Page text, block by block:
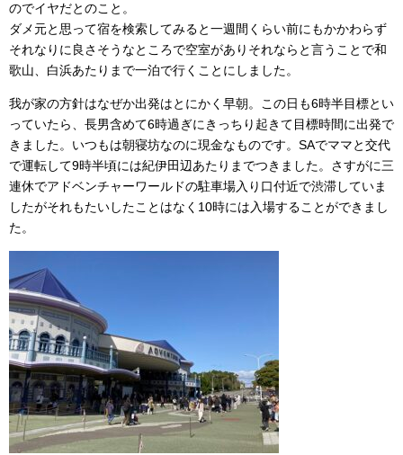
のでイヤだとのこと。
ダメ元と思って宿を検索してみると一週間くらい前にもかかわらず
それなりに良さそうなところで空室がありそれならと言うことで和
歌山、白浜あたりまで一泊で行くことにしました。
我が家の方針はなぜか出発はとにかく早朝。この日も6時半目標とい
っていたら、長男含めて6時過ぎにきっちり起きて目標時間に出発で
きました。いつもは朝寝坊なのに現金なものです。SAでママと交代
で運転して9時半頃には紀伊田辺あたりまでつきました。さすがに三
連休でアドベンチャーワールドの駐車場入り口付近で渋滞していま
したがそれもたいしたことはなく10時には入場することができまし
た。